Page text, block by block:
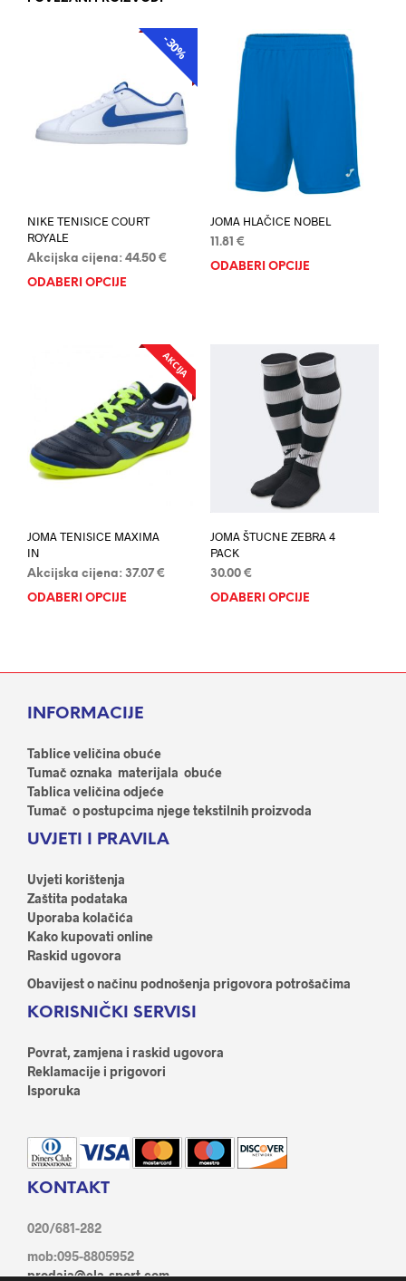
AKCIJA
-30%
NIKE TENISICE COURT
ROYALE
Akcijska cijena: 44.50 €
ODABERI OPCIJE
se
proizvoda
JOMA HLAČICE NOBEL
11.81 €
ODABERI OPCIJE
AKCIJA
JOMA TENISICE MAXIMA
IN
Akcijska cijena: 37.07 €
ODABERI OPCIJE
Ovaj
varijanti.
na
proizvoda
JOMA ŠTUCNE ZEBRA 4
PACK
30.00 €
ODABERI OPCIJE
INFORMACIJE
Tablice veličina obuće
Tumač oznaka materijala obuće
Tablica veličina odjeće
Tumač o postupcima njege tekstilnih proizvoda
UVJETI I PRAVILA
Uvjeti korištenja
Zaštita podataka
Uporaba kolačića
Kako kupovati online
Raskid ugovora
Obavijest o načinu podnošenja prigovora potrošačima
KORISNIČKI SERVISI
Povrat, zamjena i raskid ugovora
Reklamacije i prigovori
Isporuka
KONTAKT
020/681-282
mob:095-8805952
prodaja@ela-sport.com